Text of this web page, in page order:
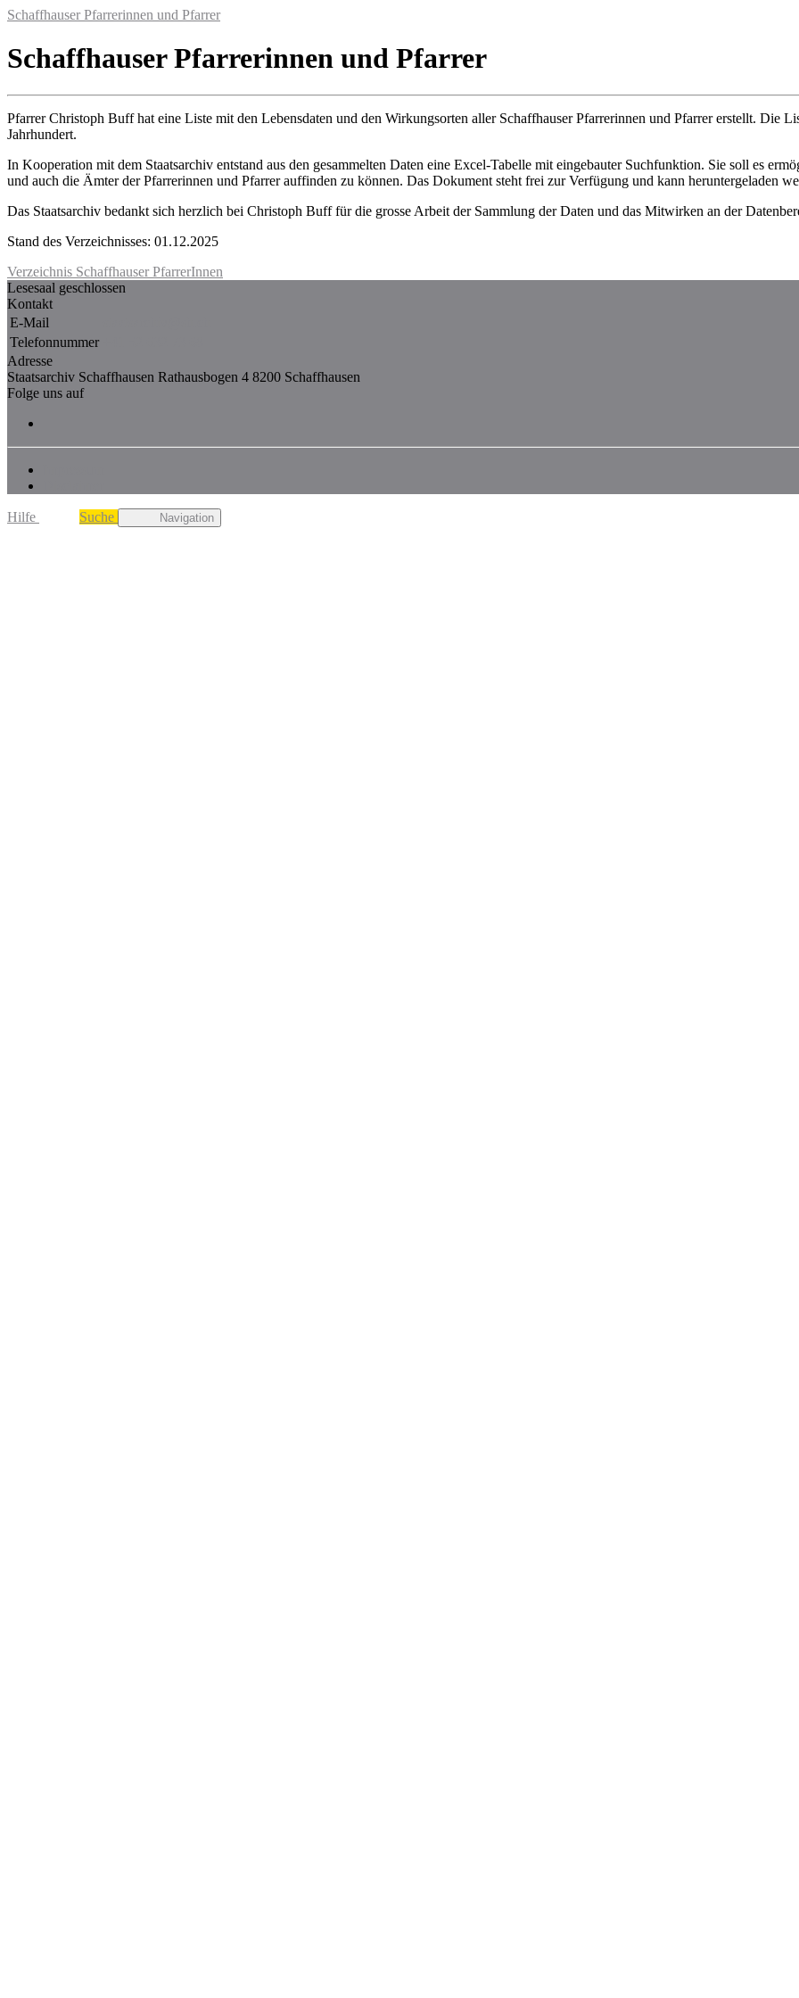
Schaffhauser Pfarrerinnen und Pfarrer
Schaffhauser Pfarrerinnen und Pfarrer
Pfarrer Christoph Buff hat eine Liste mit den Lebensdaten und den Wirkungsorten aller Schaffhauser Pfarrerinnen und Pfarrer erstellt. Die
Jahrhundert.
In Kooperation mit dem Staatsarchiv entstand aus den gesammelten Daten eine Excel-Tabelle mit eingebauter Suchfunktion. Sie soll es
und auch die Ämter der Pfarrerinnen und Pfarrer auffinden zu können. Das Dokument steht frei zur Verfügung und kann heruntergeladen
Das Staatsarchiv bedankt sich herzlich bei Christoph Buff für die grosse Arbeit der Sammlung der Daten und das Mitwirken an der
Stand des Verzeichnisses: 01.12.2025
Verzeichnis Schaffhauser PfarrerInnen
Lesesaal geschlossen
Kontakt
E-Mail
Telefonnummer
Adresse
Staatsarchiv Schaffhausen Rathausbogen 4 8200 Schaffhausen
Folge uns auf
Hilfe Suche Navigation